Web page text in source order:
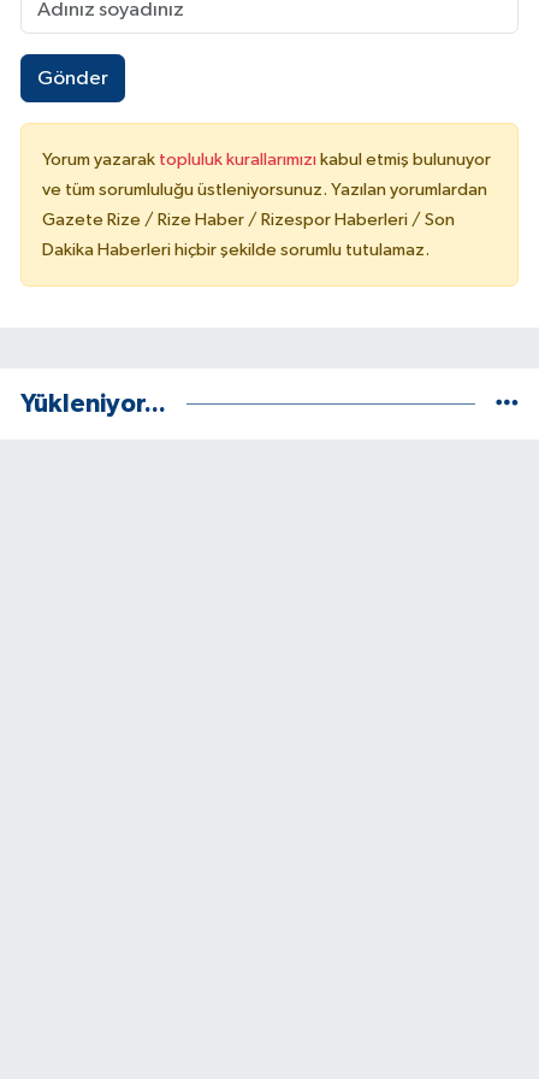
Gönder
Yorum yazarak topluluk kurallarımızı kabul etmiş bulunuyor
ve tüm sorumluluğu üstleniyorsunuz. Yazılan yorumlardan
Gazete Rize / Rize Haber / Rizespor Haberleri / Son
Dakika Haberleri hiçbir şekilde sorumlu tutulamaz.
Yükleniyor...